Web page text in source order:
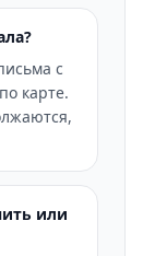
с
карте.
или